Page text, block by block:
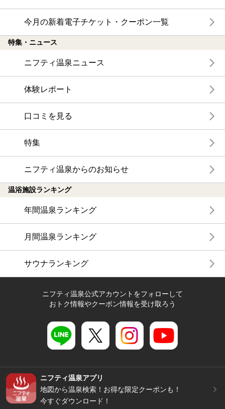
今月の新着電子チケット・クーポン一覧
特集・ニュース
ニフティ温泉ニュース
体験レポート
口コミを見る
特集
ニフティ温泉からのお知らせ
温浴施設ランキング
年間温泉ランキング
月間温泉ランキング
サウナランキング
ニフティ温泉公式アカウントをフォローして
おトク情報やクーポン情報を受け取ろう
ニフティ温泉アプリ
地図から温泉検索！お得な限定クーポンも！
今すぐダウンロード！